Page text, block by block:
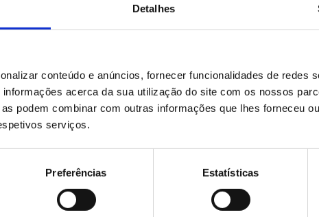
Detalhes
conteúdo e anúncios, fornecer funcionalidades de redes
informações acerca da sua utilização do site com os nossos
podem combinar com outras informações que lhes forneceu
serviços.
Preferências Estatísticas